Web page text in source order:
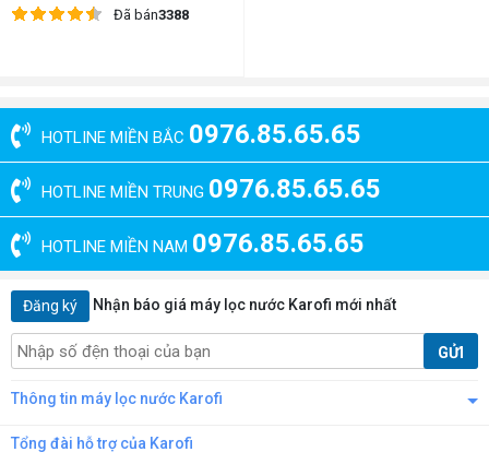
Đã bán3388
HOTLINE MIỀN BẮC 0976.85.65.65
HOTLINE MIỀN TRUNG 0976.85.65.65
HOTLINE MIỀN NAM 0976.85.65.65
Đăng ký Nhận báo giá máy lọc nước Karofi mới nhất
GỬI
Thông tin máy lọc nước Karofi
Tổng đài hỗ trợ của Karofi